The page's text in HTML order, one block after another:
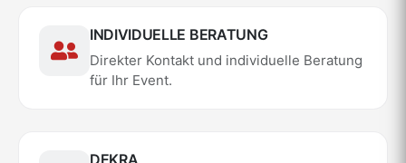
INDIVIDUELLE BERATUNG
Direkter Kontakt und individuelle Beratung
für Ihr Event.
DEKRA